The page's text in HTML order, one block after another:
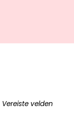
Vereiste velden